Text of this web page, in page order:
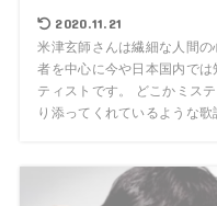
2020.11.21
米津玄師さんは繊細な人間
者を中心に今や日本国内で
ティストです。 どこかミス
り添ってくれているような歌